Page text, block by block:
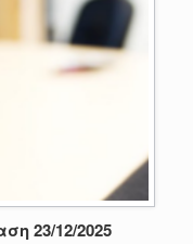
23/12/2025